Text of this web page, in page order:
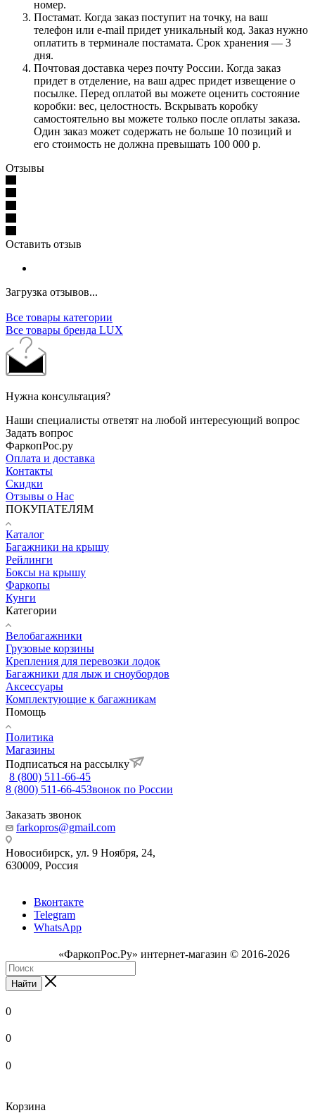
номер.
Постамат. Когда заказ поступит на точку, на ваш
телефон или e-mail придет уникальный код. Заказ нужно
оплатить в терминале постамата. Срок хранения — 3
дня.
Почтовая доставка через почту России. Когда заказ
придет в отделение, на ваш адрес придет извещение о
посылке. Перед оплатой вы можете оценить состояние
коробки: вес, целостность. Вскрывать коробку
самостоятельно вы можете только после оплаты заказа.
Один заказ может содержать не больше 10 позиций и
его стоимость не должна превышать 100 000 р.
Отзывы
Оставить отзыв
Загрузка отзывов...
Все товары категории
Все товары бренда LUX
Нужна консультация?
Наши специалисты ответят на любой интересующий вопрос
Задать вопрос
ФаркопРос.ру
Оплата и доставка
Контакты
Скидки
Отзывы о Нас
ПОКУПАТЕЛЯМ
Каталог
Багажники на крышу
Рейлинги
Боксы на крышу
Фаркопы
Кунги
Категории
Велобагажники
Грузовые корзины
Крепления для перевозки лодок
Багажники для лыж и сноубордов
Аксессуары
Комплектующие к багажникам
Помощь
Политика
Магазины
Подписаться на рассылку
8 (800) 511-66-45
8 (800) 511-66-45Звонок по России
Заказать звонок
farkopros@gmail.com
Новосибирск, ул. 9 Ноября, 24,
630009, Россия
Вконтакте
Telegram
WhatsApp
«ФаркопРос.Ру» интернет-магазин © 2016-2026
Найти
0
0
0
Корзина